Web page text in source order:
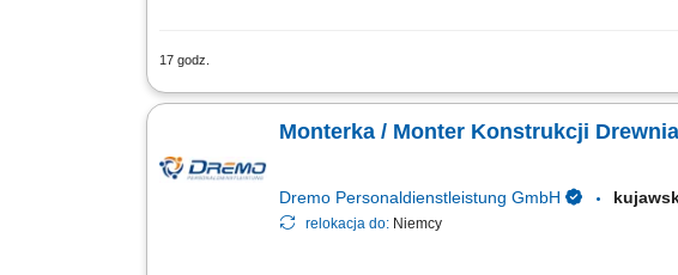
17 godz.
Twoje zadania: Produkcja i montaż wyposażenia dla
Monterka / Monter Konstrukcji
Dremo Personaldienstleistung GmbH
relokacja do: Niemcy